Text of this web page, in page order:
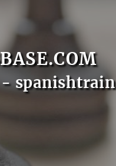
spanishtrain